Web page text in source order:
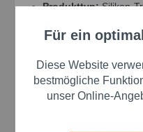
Produkttyp:Silikon-
Dichte: 0,75 g/mL
FDA-Konformität: Ja
Funktionale
Marketing
Für ein
Diese Website
bestmögliche
unser Online-